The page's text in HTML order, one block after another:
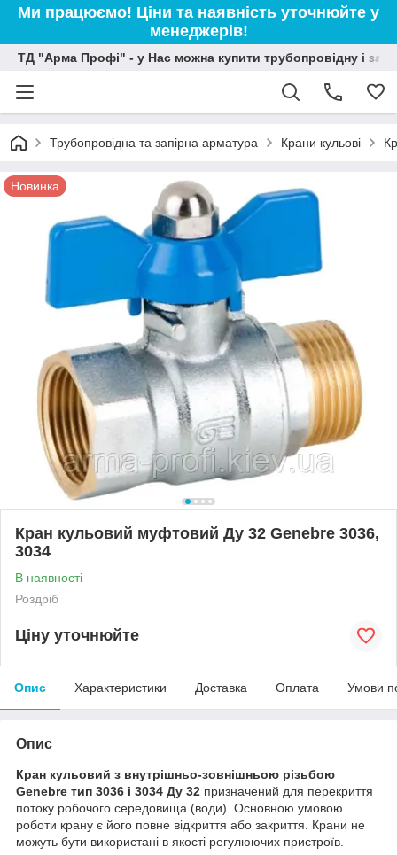
Ми працюємо! Ціни та наявність уточнюйте у
менеджерів!
ТД "Арма Профі" - у Нас можна купити трубопровідну і
Трубопровідна та запірна арматура Крани кульові
Новинка
Кран кульовий муфтовий Ду 32 Genebre 3036,
3034
В наявності
Роздріб
Ціну уточнюйте
Опис Характеристики Доставка Оплата Умови
Опис
Кран кульовий з внутрішньо-зовнішньою різьбою
Genebre тип 3036 і 3034 Ду 32 призначений для перекриття
потоку робочого середовища (води). Основною умовою
роботи крану є його повне відкриття або закриття. Крани не
можуть бути використані в якості регулюючих пристроїв.